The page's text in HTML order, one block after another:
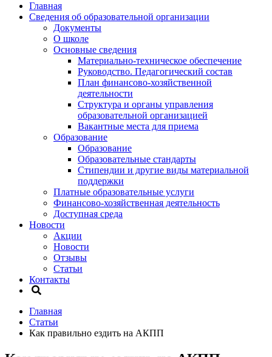
Главная
Сведения об образовательной организации
Документы
О школе
Основные сведения
Материально-техническое обеспечение
Руководство. Педагогический состав
План финансово-хозяйственной
деятельности
Структура и органы управления
образовательной организацией
Вакантные места для приема
Образование
Образование
Образовательные стандарты
Стипендии и другие виды материальной
поддержки
Платные образовательные услуги
Финансово-хозяйственная деятельность
Доступная среда
Новости
Акции
Новости
Отзывы
Статьи
Контакты
Главная
Статьи
Как правильно ездить на АКПП